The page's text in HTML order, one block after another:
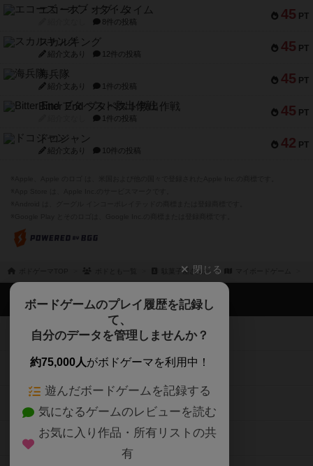
45 PT
エコーズ・オブ・タイム
8件の投稿
45 PT
スカルキング
紹介文あり 12件の投稿
45 PT
海兵隊
紹介文あり 1件の投稿
45 PT
Bitter End ブタペスト救出作戦
1件の投稿
42 PT
ドコジャン
紹介文あり 10件の投稿
駄菓子屋さんた
閉じる
ボードゲームのプレイ履歴を記録し
て、
自分のデータを管理しませんか？
約75,000人がボドゲーマを利用中！
遊んだボードゲームを記録する
気になるゲームのレビューを読む
お気に入り作品・所有リストの共
有
ボドゲーマTOP
ボードゲームを検索する
ボードゲームの新着レビュー
ボードゲーム会情報
メカニクス特集